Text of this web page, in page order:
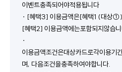
이벤트충족되어야적용됩니다
· [혜택3] 이용금액은[혜택1 (대상
[혜택2] 이용금액에는포함되지않습
·
이용금액조건은대상카드로각이용기
며, 다음조건을충족하여야합니다.